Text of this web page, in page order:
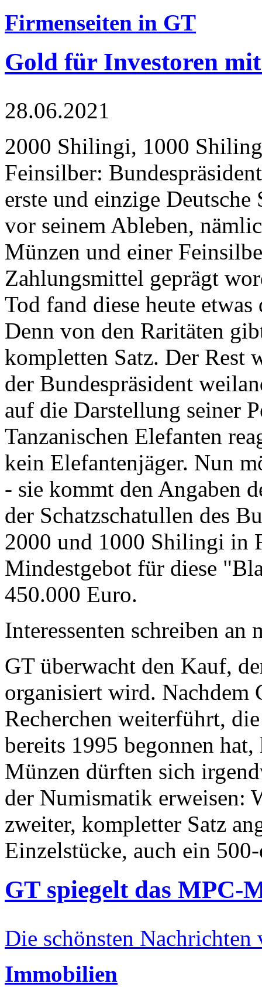
Firmenseiten in GT
Gold für Investoren
28.06.2021
2000 Shilingi, 1000
Feinsilber:
erste und einzige Deutsche
vor seinem Ableben,
Münzen und einer
Zahlungsmittel geprägt
Tod fand diese heute
Denn von den Raritäten
kompletten Satz. Der Rest
der Bundespräsident
auf die Darstellung seiner
Tanzanischen Elefanten
kein Elefantenjäger. Nun
- sie kommt den Angaben
der Schatzschatullen des
2000 und 1000 Shilingi in
Mindestgebot für diese
450.000 Euro.
Interessenten schreiben
GT überwacht den Kauf,
organisiert wird. Nachdem
Recherchen weiterführt,
bereits 1995 begonnen
Münzen dürften sich
der Numismatik erweisen:
zweiter, kompletter Satz
Einzelstücke, auch ein
GT spiegelt das MPC-
Die schönsten Nachrichten
Immobilien